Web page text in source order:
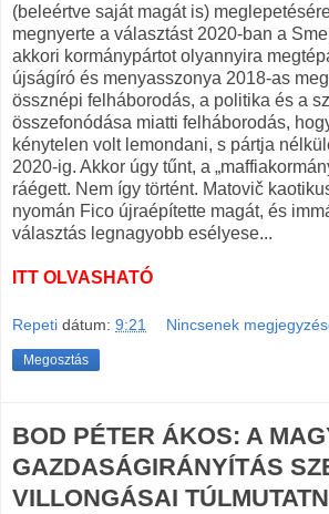
(beleértve saját magát is)
megnyerte a választást 2020-ban a
akkori kormánypártot olyannyira
újságíró és menyasszonya 2018-as
össznépi felháborodás, a politika és a
összefonódása miatti felháborodás,
kénytelen volt lemondani, s pártja
2020-ig. Akkor úgy tűnt, a
ráégett. Nem így történt. Matovič
nyomán Fico újraépítette magát, és
választás legnagyobb esélyese...
ITT OLVASHATÓ
Repeti dátum: 9:21 Nincsenek
Megosztás
BOD PÉTER ÁKOS: A
GAZDASÁGIRÁNYÍTÁS
VILLONGÁSAI